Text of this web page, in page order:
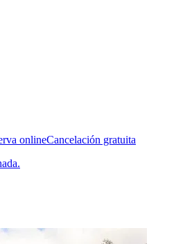
onlineCancelación gratuita